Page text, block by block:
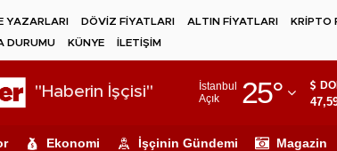
YAZARLARI DÖVİZ FİYATLARI ALTIN FİYATLARI KRİPTO
DURUMU
KÜNYE İLETİŞİM
"Haberin İşçisi"
İstanbul
Açık
25°
Adıyaman
Ekonomi İşçinin Gündemi Magazin